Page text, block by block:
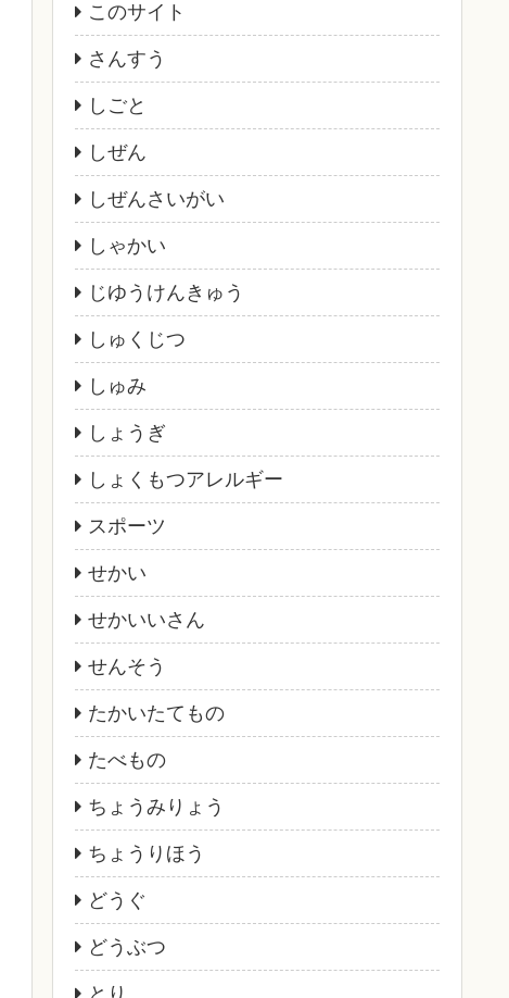
このサイト
さんすう
しごと
しぜん
しぜんさいがい
しゃかい
じゆうけんきゅう
しゅくじつ
しゅみ
しょうぎ
しょくもつアレルギー
スポーツ
せかい
せかいいさん
せんそう
たかいたてもの
たべもの
ちょうみりょう
ちょうりほう
どうぐ
どうぶつ